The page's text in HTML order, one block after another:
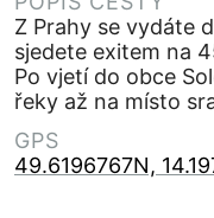
Z Prahy se vydáte
sjedete exitem na
Po vjetí do obce
řeky až na místo
GPS
49.6196767N,